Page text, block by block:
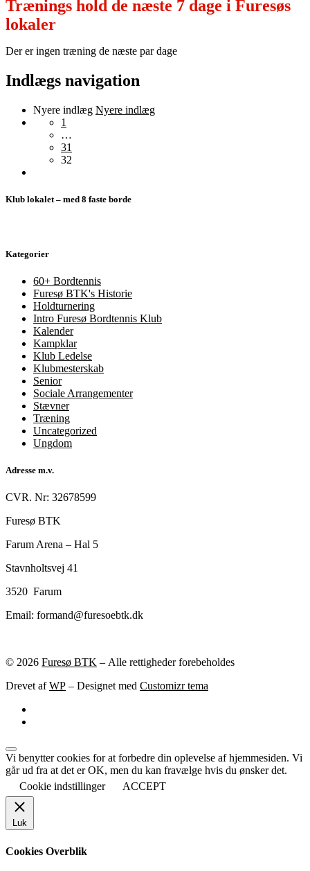
Trænings hold de næste 7 dage i Furesøs
lokaler
Der er ingen træning de næste par dage
Indlægs navigation
Nyere indlæg Nyere indlæg
1
…
31
32
Klub lokalet – med 8 faste borde
Kategorier
60+ Bordtennis
Furesø BTK's Historie
Holdturnering
Intro Furesø Bordtennis Klub
Kalender
Kampklar
Klub Ledelse
Klubmesterskab
Senior
Sociale Arrangementer
Stævner
Træning
Uncategorized
Ungdom
Adresse m.v.
CVR. Nr: 32678599
Furesø BTK
Farum Arena – Hal 5
Stavnholtsvej 41
3520 Farum
Email: formand@furesoebtk.dk
© 2026 Furesø BTK – Alle rettigheder forebeholdes
Drevet afWP – Designet med Customizr tema
Vi benytter cookies for at forbedre din oplevelse af hjemmesiden. Vi
går ud fra at det er OK, men du kan fravælge hvis du ønsker det.
Cookie indstillinger
ACCEPT
Luk
Cookies Overblik